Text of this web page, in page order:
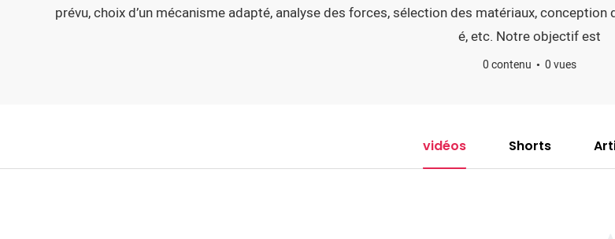
prévu, choix d’un mécanisme adapté, analyse des forces, sélection des matériaux,
é, etc. Notre objectif est
0 contenu 0 vues
vidéos Shorts